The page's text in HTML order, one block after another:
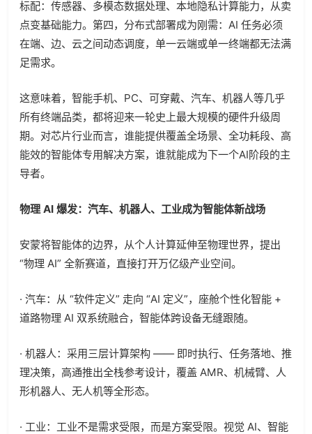
标配：传感器、多模态数据处理、本地隐私计算能力，从卖
点变基础能力。第四，分布式部署成为刚需：AI 任务必须
在端、边、云之间动态调度，单一云端或单一终端都无法满
足需求。
这意味着，智能手机、PC、可穿戴、汽车、机器人等几乎
所有终端品类，都将迎来一轮史上最大规模的硬件升级周
期。对芯片行业而言，谁能提供覆盖全场景、全功耗段、高
能效的智能体专用解决方案，谁就能成为下一个AI阶段的主
导者。
物理 AI 爆发：汽车、机器人、工业成为智能体新战场
安蒙将智能体的边界，从个人计算延伸至物理世界，提出
“物理 AI” 全新赛道，直接打开万亿级产业空间。
· 汽车：从 “软件定义” 走向 “AI 定义”，座舱个性化智能 +
道路物理 AI 双系统融合，智能体跨设备无缝跟随。
· 机器人：采用三层计算架构 —— 即时执行、任务落地、推
理决策，高通推出全栈参考设计，覆盖 AMR、机械臂、人
形机器人、无人机等全形态。
· 工业：工业不是需求受限，而是方案受限。视觉 AI、智能